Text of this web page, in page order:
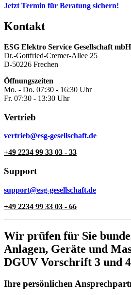
Jetzt Termin für Beratung sichern!
Kontakt
ESG Elektro Service Gesellschaft mbH
Dr.-Gottfried-Cremer-Allee 25
D-50226 Frechen
Öffnungszeiten
Mo. - Do. 07:30 - 16:30 Uhr
Fr. 07:30 - 13:30 Uhr
Vertrieb
vertrieb@esg-gesellschaft.de
+49 2234 99 33 03 - 33
Support
support@esg-gesellschaft.de
+49 2234 99 33 03 - 66
Wir prüfen für Sie
Anlagen, Geräte und
DGUV Vorschrift 3 und 4
Ihre persönlichen